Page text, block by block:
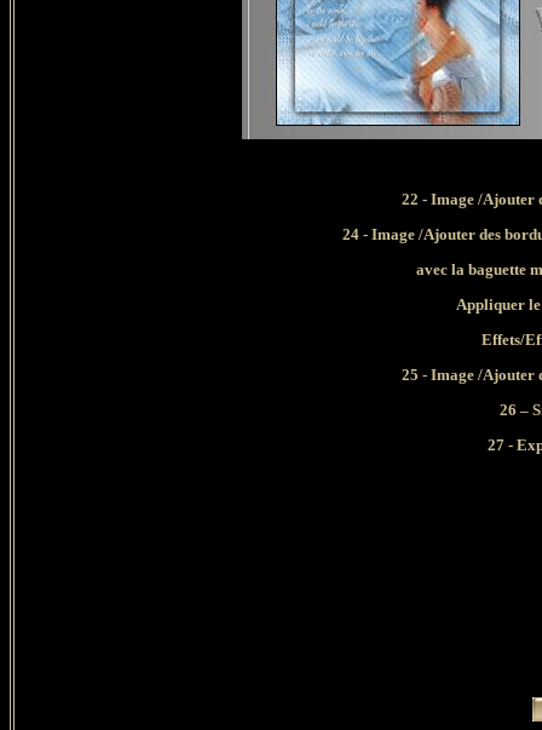
22 - Image /Ajouter
24 - Image /Ajouter des
avec la baguette
Appliquer
Effets/
25 - Image /Ajouter
26 –
27 -